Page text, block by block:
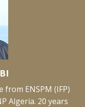
ENSPM (IFP)
Algeria. 20 years